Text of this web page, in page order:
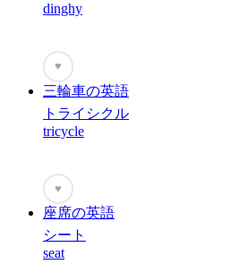
dinghy
♥
三輪車の英語
トライシクル
tricycle
♥
座席の英語
シート
seat